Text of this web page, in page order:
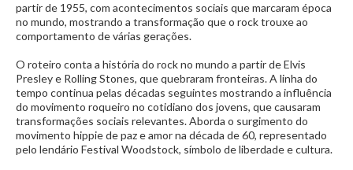
partir de 1955, com acontecimentos sociais que marcaram época
no mundo, mostrando a transformação que o rock trouxe ao
comportamento de várias gerações.
O roteiro conta a história do rock no mundo a partir de Elvis
Presley e Rolling Stones, que quebraram fronteiras. A linha do
tempo continua pelas décadas seguintes mostrando a influência
do movimento roqueiro no cotidiano dos jovens, que causaram
transformações sociais relevantes. Aborda o surgimento do
movimento hippie de paz e amor na década de 60, representado
pelo lendário Festival Woodstock, símbolo de liberdade e cultura.